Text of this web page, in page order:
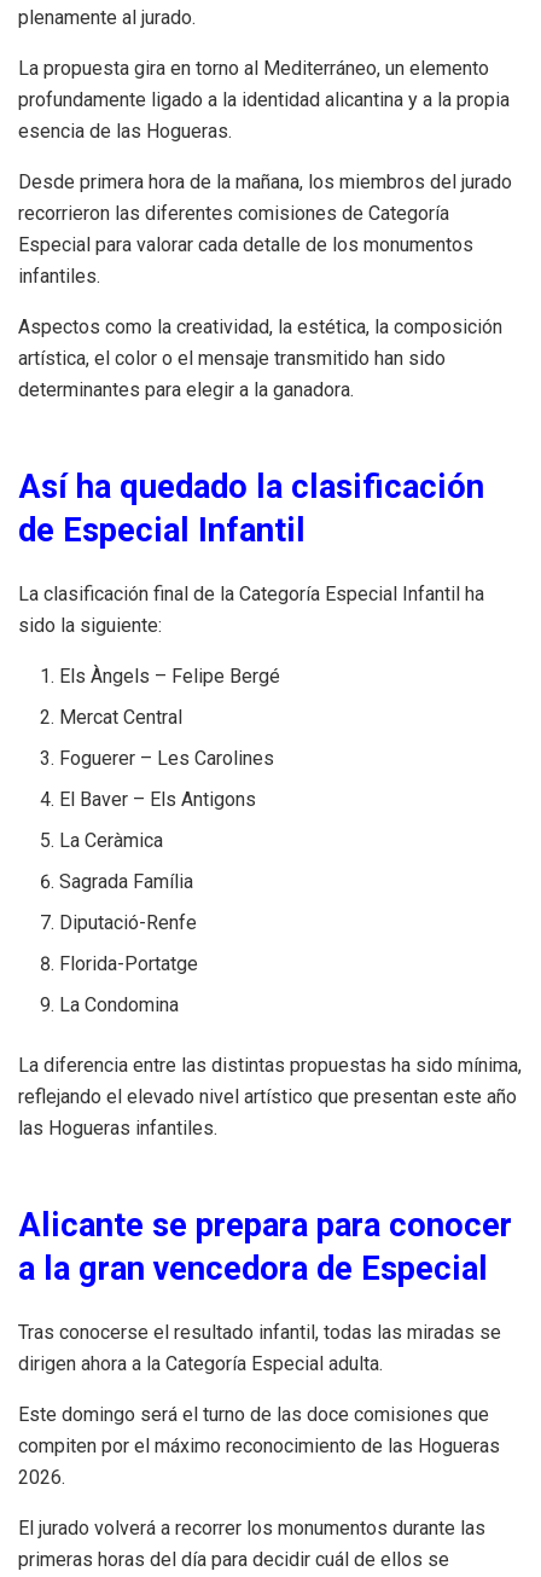
plenamente al jurado.
La propuesta gira en torno al Mediterráneo, un elemento
profundamente ligado a la identidad alicantina y a la propia
esencia de las Hogueras.
Desde primera hora de la mañana, los miembros del jurado
recorrieron las diferentes comisiones de Categoría
Especial para valorar cada detalle de los monumentos
infantiles.
Aspectos como la creatividad, la estética, la composición
artística, el color o el mensaje transmitido han sido
determinantes para elegir a la ganadora.
Así ha quedado la clasificación
de Especial Infantil
La clasificación final de la Categoría Especial Infantil ha
sido la siguiente:
Els Àngels – Felipe Bergé
Mercat Central
Foguerer – Les Carolines
El Baver – Els Antigons
La Ceràmica
Sagrada Família
Diputació-Renfe
Florida-Portatge
La Condomina
La diferencia entre las distintas propuestas ha sido mínima,
reflejando el elevado nivel artístico que presentan este año
las Hogueras infantiles.
Alicante se prepara para conocer
a la gran vencedora de Especial
Tras conocerse el resultado infantil, todas las miradas se
dirigen ahora a la Categoría Especial adulta.
Este domingo será el turno de las doce comisiones que
compiten por el máximo reconocimiento de las Hogueras
2026.
El jurado volverá a recorrer los monumentos durante las
primeras horas del día para decidir cuál de ellos se